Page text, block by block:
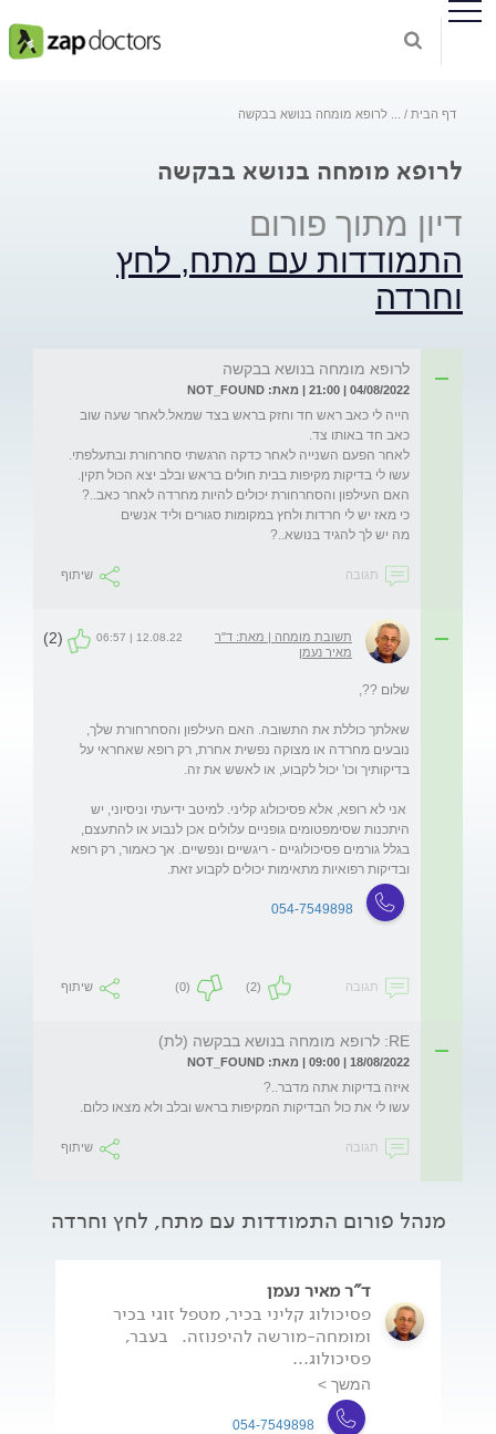
דף הבית לרופא מומחה בנושא בבקשה
לרופא מומחה בנושא בבקשה
דיון מתוך פורום
התמודדות עם מתח, לחץ
וחרדה
לרופא מומחה בנושא בבקשה
04/08/2022 | 21:00 | מאת: NOT_FOUND
הייה לי כאב ראש חד וחזק בראש בצד שמאל.לאחר שעה שוב
מה יש לך להגיד בנושא..?
תגובה שיתוף
תשובת מומחה | מאת: ד"ר
מאיר נעמן
12.08.22 | 06:57
(2)
שאלתך כוללת את התשובה. האם העילפון והסחרחורת שלך,
נובעים מחרדה או מצוקה נפשית אחרת, רק רופא שאחראי על
אני לא רופא, אלא פסיכולוג קליני. למיטב ידיעתי וניסיוני, יש
היתכנות שסימפטומים גופניים עלולים אכן לנבוע או להתעצם,
בגלל גורמים פסיכולוגיים - ריגשיים ונפשיים. אך כאמור, רק רופא
ובדיקות רפואיות מתאימות יכולים לקבוע זאת.
054-7549898
תגובה (2)
(0) שיתוף
RE: לרופא מומחה בנושא בבקשה (לת)
18/08/2022 | 09:00 | מאת: NOT_FOUND
עשו לי את כול הבדיקות המקיפות בראש ובלב ולא מצאו כלום.
תגובה שיתוף
מנהל פורום התמודדות עם מתח, לחץ וחרדה
ד"ר מאיר נעמן
פסיכולוג קליני בכיר, מטפל זוגי בכיר
ומומחה-מורשה להיפנוזה. בעבר,
פסיכולוג...
המשך >
054-7549898